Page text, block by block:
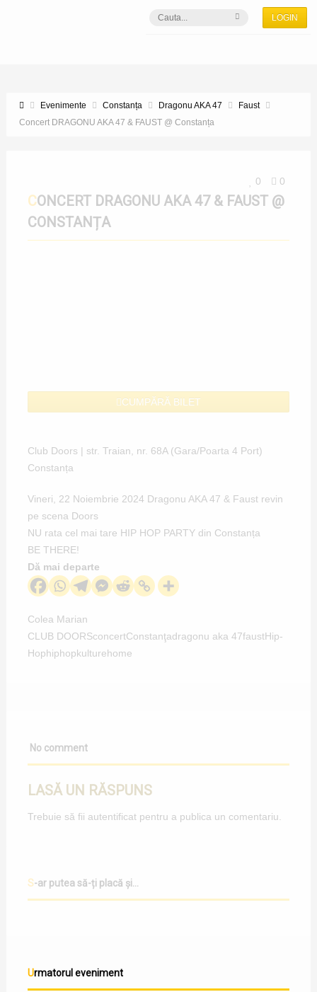
LOGIN
Evenimente Constanța Dragonu AKA 47
Faust
Concert DRAGONU AKA 47 & FAUST @ Constanța
0 0
CONCERT DRAGONU AKA 47 & FAUST @
CONSTANȚA
CUMPĂRĂ BILET
Club Doors | str. Traian, nr. 68A (Gara/Poarta 4 Port)
Constanța
Vineri, 22 Noiembrie 2024 Dragonu AKA 47 & Faustrevin
pe scena Doors
NU rata cel mai tare HIP HOP PARTY din Constanța
BE THERE!
Dă mai departe
Colea Marian
CLUB DOORSconcertConstanţadragonu aka 47faustHip-
Hophiphopkulturehome
No comment
LASĂ UN RĂSPUNS
Trebuie să fii autentificatpentru a publica un comentariu.
S-ar putea să-ți placă și...
Urmatorul eveniment